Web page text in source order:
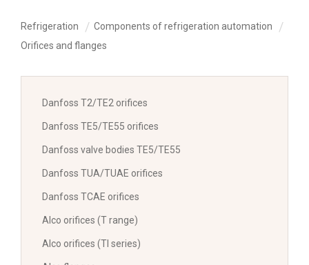
Refrigeration
Components of refrigeration automation
Orifices and flanges
Danfoss T2/TE2 orifices
Danfoss TE5/TE55 orifices
Danfoss valve bodies TE5/TE55
Danfoss TUA/TUAE orifices
Danfoss TCAE orifices
Alco orifices (T range)
Alco orifices (TI series)